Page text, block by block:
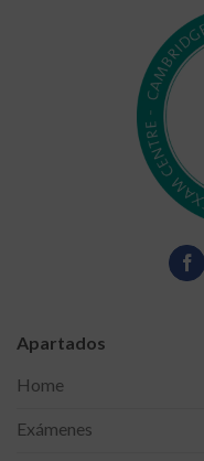
Apartados
Home
Exámenes